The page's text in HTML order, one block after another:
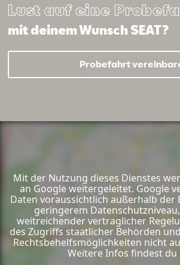
Mail schreiben Kontaktformular
Lust auf eine
mit deinem Wunsch SEAT?
Probefahrt
Mit der Nutzung dieses Dienstes
an Google weitergeleitet. Google
Daten voraussichtlich außerhalb der
geringerem
weitreichender vertraglicher
des Zugriffs staatlicher Behörden
Rechtsbehelfsmöglichkeiten nicht
Weitere Infos findest du